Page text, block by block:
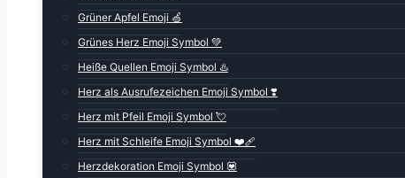
Grüner Apfel Emoji 🍏
Grünes Herz Emoji Symbol 💚
Heiße Quellen Emoji Symbol ♨️
Herz als Ausrufezeichen Emoji Symbol ❣️
Herz mit Pfeil Emoji Symbol 💘
Herz mit Schleife Emoji Symbol ❤️‍🩹
Herzdekoration Emoji Symbol 💟